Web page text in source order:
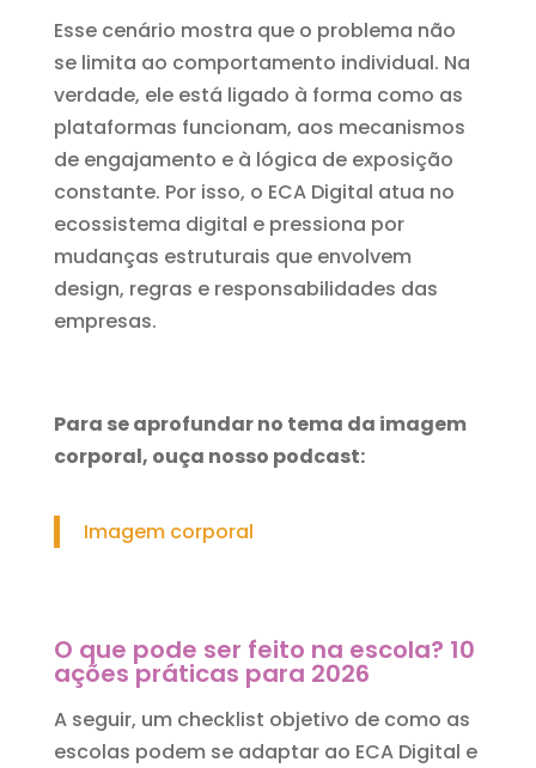
Esse cenário mostra que o problema não
se limita ao comportamento individual. Na
verdade, ele está ligado à forma como as
plataformas funcionam, aos mecanismos
de engajamento e à lógica de exposição
constante. Por isso, o ECA Digital atua no
ecossistema digital e pressiona por
mudanças estruturais que envolvem
design, regras e responsabilidades das
empresas.
Para se aprofundar no tema da imagem
corporal, ouça nosso podcast:
Imagem corporal
O que pode ser feito na escola? 10
ações práticas para 2026
A seguir, um checklist objetivo de como as
escolas podem se adaptar ao ECA Digital e